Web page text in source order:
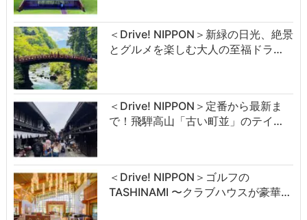
＜Drive! NIPPON＞新緑の日光、絶景
とグルメを楽しむ大人の至福ドラ…
＜Drive! NIPPON＞定番から最新ま
で！飛騨高山「古い町並」のテイ…
＜Drive! NIPPON＞ゴルフの
TASHINAMI 〜クラブハウスが豪華…